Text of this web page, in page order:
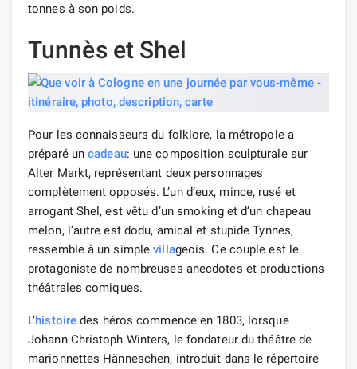
tonnes à son poids.
Tunnès et Shel
Pour les connaisseurs du folklore, la métropole a
préparé uncadeau: une composition sculpturale sur
Alter Markt, représentant deux personnages
complètement opposés. L’un d’eux, mince, rusé et
arrogant Shel, est vêtu d’un smoking et d’un chapeau
melon, l’autre est dodu, amical et stupide Tynnes,
ressemble à un simplevillageois. Ce couple est le
protagoniste de nombreuses anecdotes et productions
théâtrales comiques.
L’histoire des héros commence en 1803, lorsque
Johann Christoph Winters, le fondateur du théâtre de
marionnettes Hänneschen, introduit dans le répertoire